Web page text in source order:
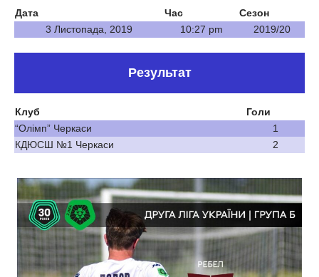
Дата Час
Сезон
3 Листопада, 2019
10:27 pm 2019/20
Результат
Клуб
Голи
“Олімп” Черкаси
1
КДЮСШ №1 Черкаси
2